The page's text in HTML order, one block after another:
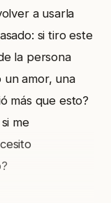
a usarla
si tiro este
la persona
un amor, una
más que esto?
me